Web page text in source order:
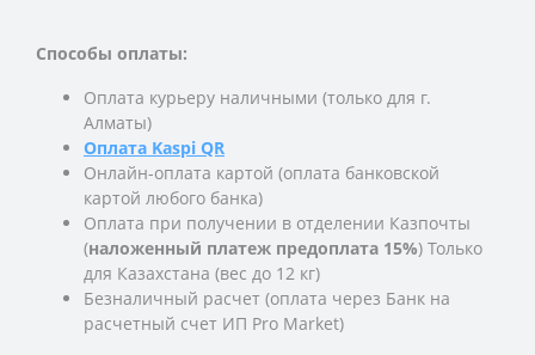
Способы оплаты:
Оплата курьеру наличными (только для г.
Алматы)
Оплата Kaspi QR
Онлайн-оплата картой (оплата банковской
картой любого банка)
Оплата при получении в отделении Казпочты
(наложенный платеж предоплата 15%) Только
для Казахстана (вес до 12 кг)
Безналичный расчет (оплата через Банк на
расчетный счет ИП Pro Market)